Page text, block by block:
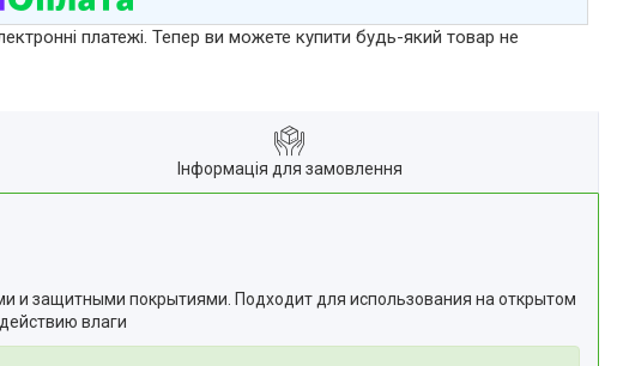
платежі. Тепер ви можете купити будь-який товар не
Інформація для замовлення
и защитными покрытиями. Подходит для использования на открытом
влаги